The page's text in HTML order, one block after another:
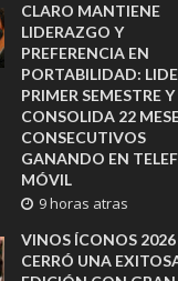
CLARO MANTIENE
LIDERAZGO Y
PREFERENCIA EN
PORTABILIDAD:
PRIMER SEMESTRE Y
CONSOLIDA 22
CONSECUTIVOS
GANANDO EN
MÓVIL
9 horas atras
VINOS ÍCONOS 2026
CERRÓ UNA